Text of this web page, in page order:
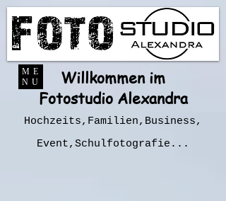
ME
NU
Willkommen im
Fotostudio Alexandra
Hochzeits,Familien,Business,
Event,Schulfotografie...